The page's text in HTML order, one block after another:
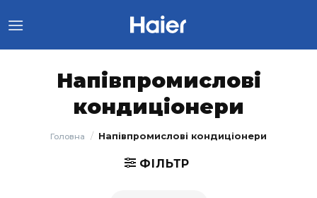
to
Напівпромислові
кондиціонери
Головна / Напівпромислові кондиціонери
ФІЛЬТР